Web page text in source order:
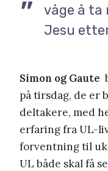
våge å ta
Jesu
Simon og Gaute
på tirsdag, de er
deltakere, med
erfaring fra UL-
forventning til
UL både skal få